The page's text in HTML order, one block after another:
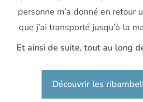
personne m’a donné en retour
que j’ai transporté jusqu’à la
Et ainsi de suite, tout au long
Découvrir les